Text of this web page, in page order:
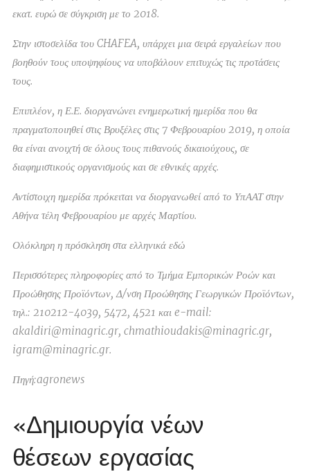
εκατ. ευρώ σε σύγκριση με το 2018.
Στην ιστοσελίδα του CHAFEA, υπάρχει μια σειρά εργαλείων που
βοηθούν τους υποψηφίους να υποβάλουν επιτυχώς τις προτάσεις
τους.
Επιπλέον, η Ε.Ε. διοργανώνει ενημερωτική ημερίδα που θα
πραγματοποιηθεί στις Βρυξέλες στις 7 Φεβρουαρίου 2019, η οποία
θα είναι ανοιχτή σε όλους τους πιθανούς δικαιούχους, σε
διαφημιστικούς οργανισμούς και σε εθνικές αρχές.
Αντίστοιχη ημερίδα πρόκειται να διοργανωθεί από το ΥπΑΑΤ στην
Αθήνα τέλη Φεβρουαρίου με αρχές Μαρτίου.
Ολόκληρη η πρόσκληση στα ελληνικά εδώ
Περισσότερες πληροφορίες από το Τμήμα Εμπορικών Ροών και
Προώθησης Προϊόντων, Δ/νση Προώθησης Γεωργικών Προϊόντων,
τηλ.: 210212-4039, 5472, 4521 και e-mail:
akaldiri@minagric.gr, chmathioudakis@minagric.gr,
igram@minagric.gr.
Πηγή:agronews
«Δημιουργία νέων
θέσεων εργασίας